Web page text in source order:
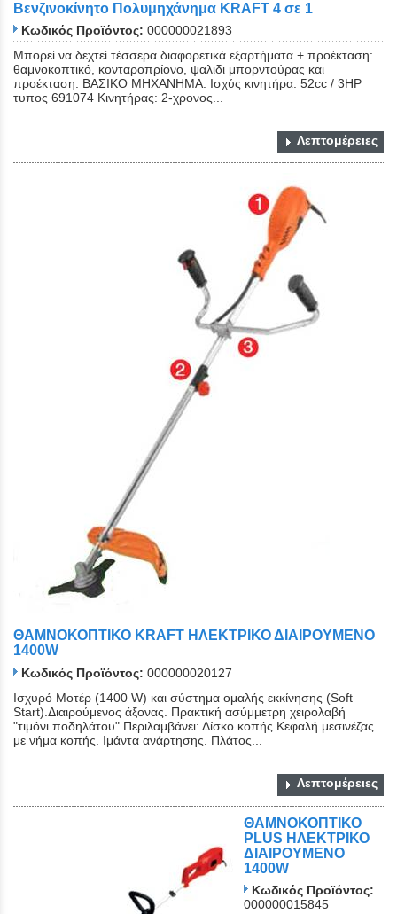
Βενζινοκίνητο Πολυμηχάνημα KRAFT 4 σε 1
Κωδικός Προϊόντος: 000000021893
Μπορεί να δεχτεί τέσσερα διαφορετικά εξαρτήματα + προέκταση:
θαμνοκοπτικό, κονταροπρίονο, ψαλιδι μπορντούρας και
προέκταση. ΒΑΣΙΚΟ ΜΗΧΑΝΗΜΑ: Ισχύς κινητήρα: 52cc / 3HP
τυπος 691074 Κινητήρας: 2-χρονος...
Λεπτομέρειες
ΘΑΜΝΟΚΟΠΤΙΚΟ KRAFT ΗΛΕΚΤΡΙΚΟ ΔΙΑΙΡΟΥΜΕΝΟ
1400W
Κωδικός Προϊόντος: 000000020127
Ισχυρό Μοτέρ (1400 W) και σύστημα ομαλής εκκίνησης (Soft
Start).Διαιρούμενος άξονας. Πρακτική ασύμμετρη χειρολαβή
"τιμόνι ποδηλάτου" Περιλαμβάνει: Δίσκο κοπής Κεφαλή μεσινέζας
με νήμα κοπής. Ιμάντα ανάρτησης. Πλάτος...
Λεπτομέρειες
ΘΑΜΝΟΚΟΠΤΙΚΟ
PLUS ΗΛΕΚΤΡΙΚΟ
ΔΙΑΙΡΟΥΜΕΝΟ
1400W
Κωδικός Προϊόντος:
000000015845